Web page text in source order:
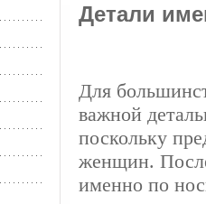
Детали
Для
важной
поскольку
женщин.
именно по